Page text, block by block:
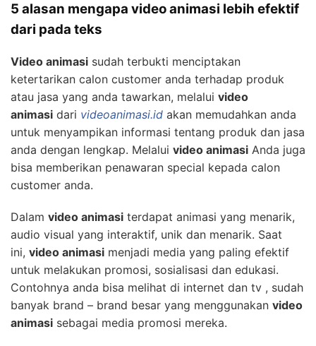
5 alasan mengapa video animasi lebih efektif
dari pada teks
Video animasi sudah terbukti menciptakan
ketertarikan calon customer anda terhadap produk
atau jasa yang anda tawarkan, melalui video
animasi dari videoanimasi.id akan memudahkan anda
untuk menyampikan informasi tentang produk dan jasa
anda dengan lengkap. Melalui video animasi Anda juga
bisa memberikan penawaran special kepada calon
customer anda.
Dalam video animasi terdapat animasi yang menarik,
audio visual yang interaktif, unik dan menarik. Saat
ini, video animasi menjadi media yang paling efektif
untuk melakukan promosi, sosialisasi dan edukasi.
Contohnya anda bisa melihat di internet dan tv , sudah
banyak brand – brand besar yang menggunakan video
animasi sebagai media promosi mereka.